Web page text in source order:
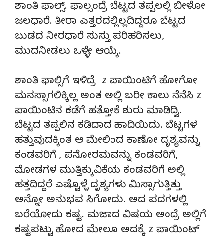
ಶಾಂತಿ ಫಾಲ್ಸ್. ಫಾಲ್ಸಂದ್ರೆ ಬೆಟ್ಟದ ತಪ್ಪಲಲ್ಲಿ ಬೀಳೋ
ಜಲಧಾರೆ. ತೀರಾ ಎತ್ತರದಲ್ಲಿಲ್ಲದಿದ್ದರೂ ಬೆಟ್ಟದ
ಬುಡದ ನೀರಧಾರೆ ಸುಸ್ತು ಪರಿಹರಿಸಲು,
ಮುದನೀಡಲು ಒಳ್ಳೇ ಆಯ್ಕೆ.
ಶಾಂತಿ ಫಾಲ್ಸಿಗೆ ಇಳಿದ್ರೆ z ಪಾಯಿಂಟಿಗೆ ಹೋಗೋ
ಮನಸ್ಸಾಗಲಿಕ್ಕಿಲ್ಲ ಅಂತ ಅಲ್ಲಿ ಬರೀ ಕಾಲು ನೆನೆಸಿ z
ಪಾಯಿಂಟಿನ ಕಡೆಗೆ ಹತ್ತೋಕೆ ಶುರು ಮಾಡಿದ್ವಿ.
ಬೆಟ್ಟದ ತಪ್ಪಲಿನ ಕಡಿದಾದ ಹಾದಿಯಿದು. ಬೆಟ್ಟಗಳ
ಹತ್ತುವುದಕ್ಕಿಂತ ಆ ಮೇಲಿಂದ ಕಾಣೋ ದೃಶ್ಯವನ್ನು
ಕಂಡವರಿಗೆ , ಪನೋರಮವನ್ನು ಕಂಡವರಿಗೆ,
ಮೋಡಗಳ ಮುತ್ತಿಕ್ಕುವಿಕೆಯ ಕಂಡವರಿಗೆ ಅಲ್ಲಿ
ಹತ್ತದಿದ್ದರೆ ಎಷ್ಟೊಳ್ಳೆ ದೃಶ್ಯಗಳು ಮಿಸ್ಸಾಗುತ್ತಿತ್ತು
ಅನ್ನೋ ಅನುಭವ ಸಿಗೋದು. ಅದ ಪದಗಳಲ್ಲಿ
ಬರೆಯೋದು ಕಷ್ಟ. ಮಜಾದ ವಿಷಯ ಅಂದ್ರೆ ಅಲ್ಲಿಗೆ
ಕಷ್ಟಪಟ್ಟು ಹೋದ ಮೇಲೂ ಅದಕ್ಕೆ z ಪಾಯಿಂಟ್